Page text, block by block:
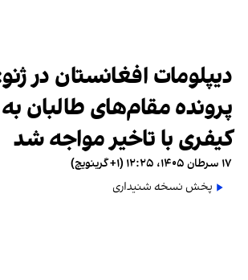
دیپلومات افغانستان در
پرونده مقام‌های طالبان به
کیفری با تاخیر مواجه شد
۱۷ سرطان ۱۴۰۵، ۱۲:۲۵ (‎+۱ گرینویچ)
پخش نسخه شنیداری